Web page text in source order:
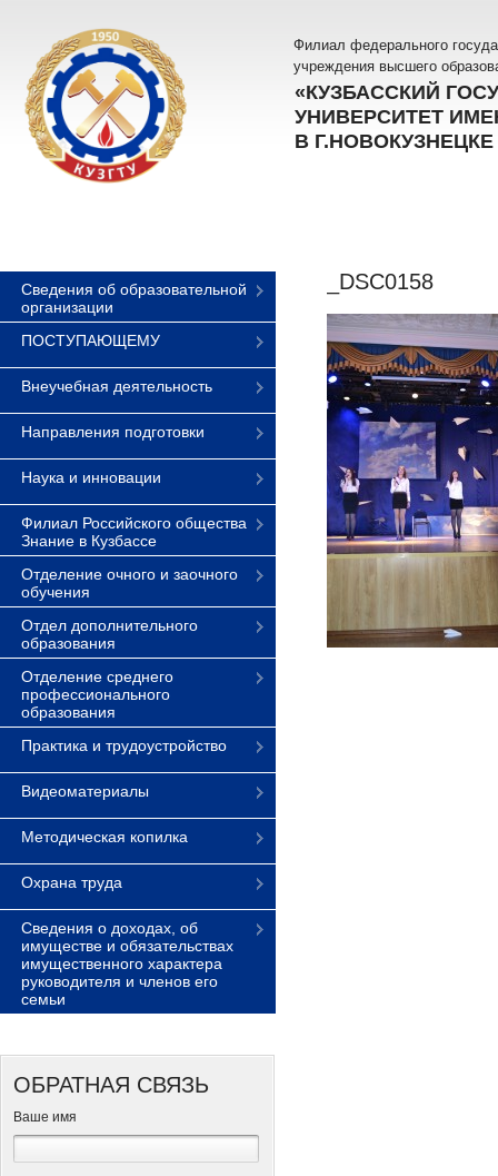
Филиал федерального
учреждения высшего
«КУЗБАССКИЙ
УНИВЕРСИТЕТ
В Г.НОВОКУЗНЕЦКЕ
Сведения об образовательной
организации
ПОСТУПАЮЩЕМУ
Внеучебная деятельность
Направления подготовки
Наука и инновации
Филиал Российского общества
Знание в Кузбассе
Отделение очного и заочного
обучения
Отдел дополнительного
образования
Отделение среднего
профессионального
образования
Практика и трудоустройство
Видеоматериалы
Методическая копилка
Охрана труда
Сведения о доходах, об
имуществе и обязательствах
имущественного характера
руководителя и членов его
семьи
ОБРАТНАЯ СВЯЗЬ
Ваше имя
_DSC0158